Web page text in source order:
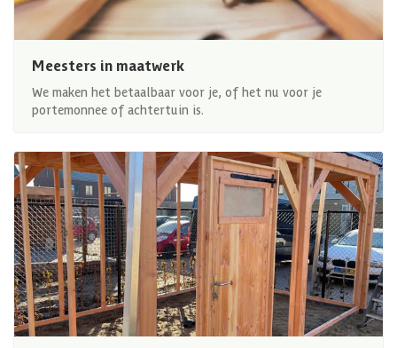
Meesters in maatwerk
We maken het betaalbaar voor je, of het nu voor je
portemonnee of achtertuin is.